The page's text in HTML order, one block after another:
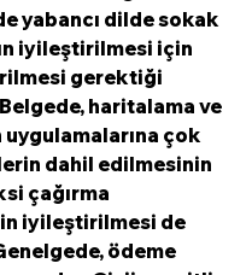
yabancı dilde sokak
iyileştirilmesi için
gerektiği
haritalama ve
çok
dahil edilmesinin
çağırma
iyileştirilmesi de
ödeme